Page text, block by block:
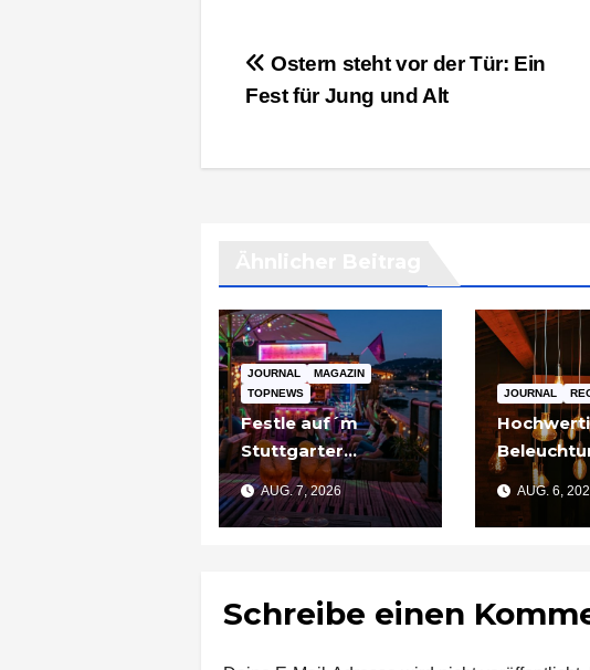
Beitragsnavigation
Ostern steht vor der Tür: Ein
Fest für Jung und Alt
JOURNAL
MAGAZIN
TOPNEWS
Festle auf´m
Stuttgarter
Partyschiff: „Tier
am Pier“
AUG. 7, 2026
JOURNAL
Warum
Qualität
Jahren
AUG. 6,
Schreibe einen